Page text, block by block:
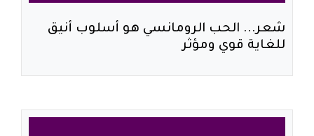
شعر... الحب الرومانسي هو أسلوب أنيق
للغاية قوي ومؤثر